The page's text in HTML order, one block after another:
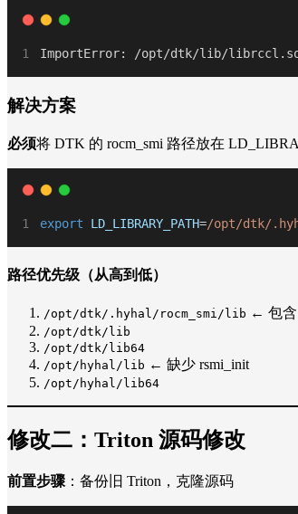
ImportError: /opt/dtk/lib/
解决方案
必须将 DTK 的 rocm_smi 路径放在
export LD_LIBRARY_PATH=/opt/dtk/
路径优先级（从高到低）
/opt/dtk/.hyhal/rocm_smi/lib ← 包含
/opt/dtk/lib
/opt/dtk/lib64
/opt/hyhal/lib ← 缺少 rsmi_init
/opt/hyhal/lib64
修改二：Triton 源码修改
前置步骤 ：备份旧 Triton，克隆源码